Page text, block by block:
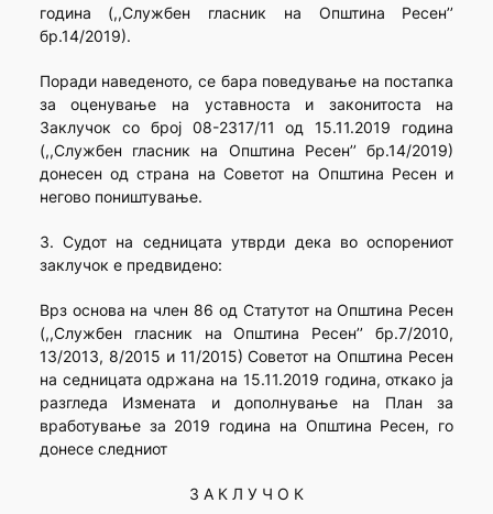
година (,,Службен гласник на Општина Ресен’’
бр.14/2019).
Поради наведеното, се бара поведување на постапка
за оценување на уставноста и законитоста на
Заклучок со број 08-2317/11 од 15.11.2019 година
(,,Службен гласник на Општина Ресен’’ бр.14/2019)
донесен од страна на Советот на Општина Ресен и
негово поништување.
3. Судот на седницата утврди дека во оспорениот
заклучок е предвидено:
Врз основа на член 86 од Статутот на Општина Ресен
(,,Службен гласник на Општина Ресен’’ бр.7/2010,
13/2013, 8/2015 и 11/2015) Советот на Општина Ресен
на седницата одржана на 15.11.2019 година, откако ја
разгледа Измената и дополнување на План за
вработување за 2019 година на Општина Ресен, го
донесе следниот
З А К Л У Ч О К